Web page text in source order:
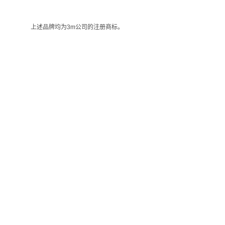
上述品牌均为3m公司的注册商标。